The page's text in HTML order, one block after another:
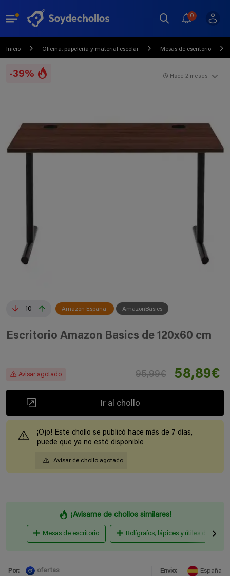
0
Inicio Oficina, papelería y material escolar Mesas de escritorio
-39%
10 Amazon España AmazonBasics
Hace 2 meses
Escritorio Amazon Basics de 120x60 cm
Avisar agotado 95,99€ 58,89€
Ir al chollo
¡Ojo! Este chollo se publicó hace más de 7 días,
puede que ya no esté disponible
Avisar de chollo agotado
¡Avisame de chollos similares!
Mesas de escritorio Bolígrafos, lápices y útiles de
Por: ofertas Envio: España